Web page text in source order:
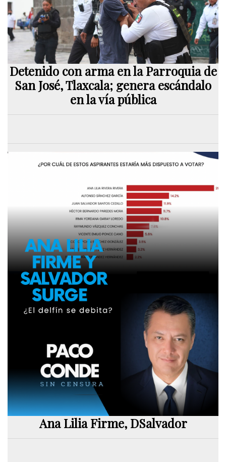
Detenido con arma en la Parroquia de
San José, Tlaxcala; genera escándalo
en la vía pública
Ana Lilia Firme, DSalvador